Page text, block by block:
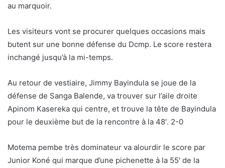
au marquoir.
Les visiteurs vont se procurer quelques occasions mais
butent sur une bonne défense du Dcmp. Le score restera
inchangé jusqu’à la mi-temps.
Au retour de vestiaire, Jimmy Bayindula se joue de la
défense de Sanga Balende, va trouver sur l’aile droite
Apinom Kasereka qui centre, et trouve la tête de Bayindula
pour le deuxième but de la rencontre à la 48′. 2-0
Motema pembe très dominateur va alourdir le score par
Junior Koné qui marque d’une pichenette à la 55′ de la